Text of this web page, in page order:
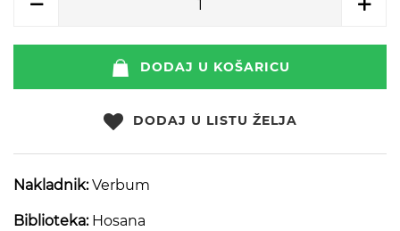
DODAJ U KOŠARICU
DODAJ U LISTU ŽELJA
Nakladnik: Verbum
Biblioteka: Hosana